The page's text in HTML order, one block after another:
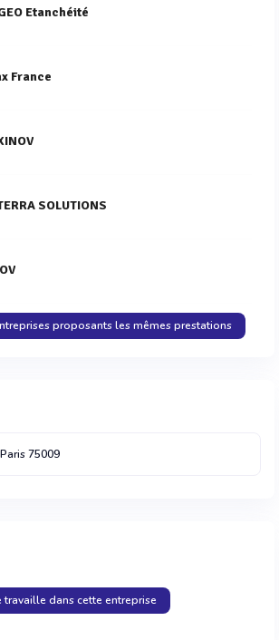
Etanchéité
France
SOLUTIONS
proposants les mêmes prestations
Paris75009
travaille dans cette entreprise